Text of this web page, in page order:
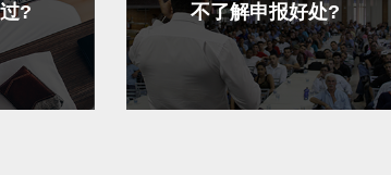
? 不了解申报好处?